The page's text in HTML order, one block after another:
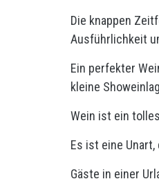
Die knappen
Ausführlichkeit
Ein perfekter
kleine
Wein ist ein
Es ist eine
Gäste in einer